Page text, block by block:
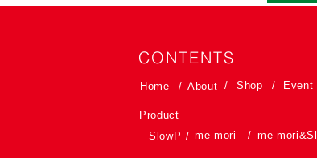
CONTENTS
Home Shop Event
About
/ / /
Product
SlowP
me-mori
/ / me-